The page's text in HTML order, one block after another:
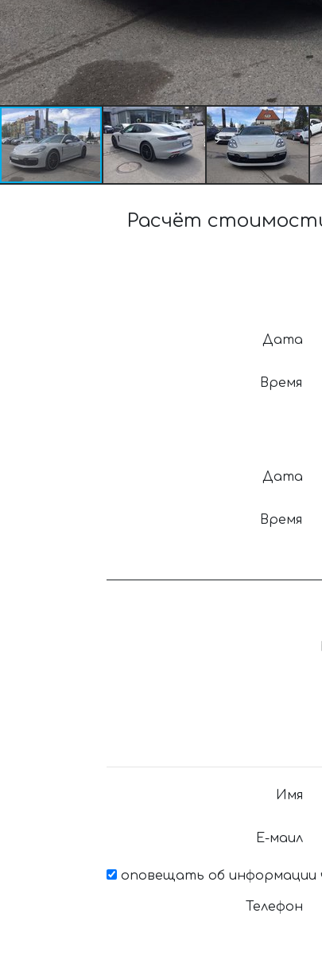
Расчёт
Дата
Время
Дата
Время
Имя
Е-маил
оповещать об информации
Телефон